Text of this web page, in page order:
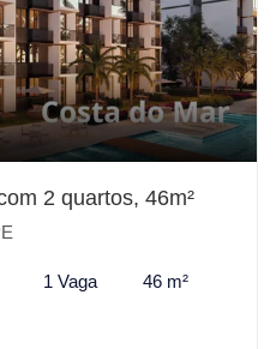
2 quartos, 46m²
1 Vaga 46 m²